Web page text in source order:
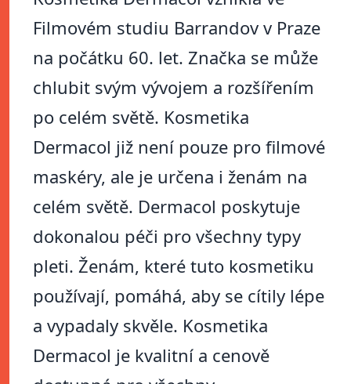
Filmovém studiu Barrandov v Praze
na počátku 60. let. Značka se může
chlubit svým vývojem a rozšířením
po celém světě. Kosmetika
Dermacol již není pouze pro filmové
maskéry, ale je určena i ženám na
celém světě. Dermacol poskytuje
dokonalou péči pro všechny typy
pleti. Ženám, které tuto kosmetiku
používají, pomáhá, aby se cítily lépe
a vypadaly skvěle. Kosmetika
Dermacol je kvalitní a cenově